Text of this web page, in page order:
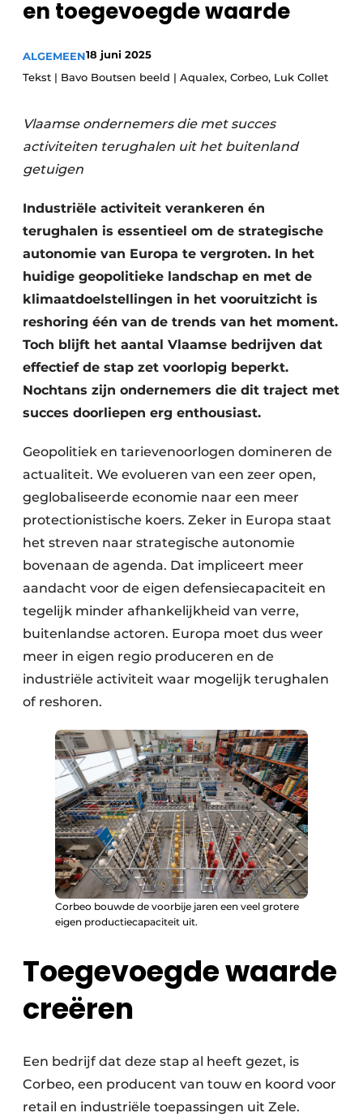
Privacy / Cookie statement
Vacatures
en toegevoegde waarde
ALGEMEEN18 juni 2025
Tekst | Bavo Boutsen beeld | Aqualex, Corbeo, Luk Collet
Vlaamse ondernemers die met succes
activiteiten terughalen uit het buitenland
getuigen
Industriële activiteit verankeren én
terughalen is essentieel om de strategische
autonomie van Europa te vergroten. In het
huidige geopolitieke landschap en met de
klimaatdoelstellingen in het vooruitzicht is
reshoring één van de trends van het moment.
Toch blijft het aantal Vlaamse bedrijven dat
effectief de stap zet voorlopig beperkt.
Nochtans zijn ondernemers die dit traject met
succes doorliepen erg enthousiast.
Geopolitiek en tarievenoorlogen domineren de
actualiteit. We evolueren van een zeer open,
geglobaliseerde economie naar een meer
protectionistische koers. Zeker in Europa staat
het streven naar strategische autonomie
bovenaan de agenda. Dat impliceert meer
aandacht voor de eigen defensiecapaciteit en
tegelijk minder afhankelijkheid van verre,
buitenlandse actoren. Europa moet dus weer
meer in eigen regio produceren en de
industriële activiteit waar mogelijk terughalen
of reshoren.
Corbeo bouwde de voorbije jaren een veel grotere
eigen productiecapaciteit uit.
Toegevoegde waarde
creëren
Een bedrijf dat deze stap al heeft gezet, is
Corbeo, een producent van touw en koord voor
retail en industriële toepassingen uit Zele.